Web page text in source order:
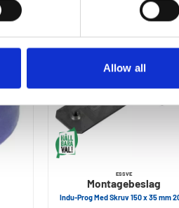
Allow all
ESSVE
Montagebeslag
Indu-Prog Med Skruv 150 x 35 mm